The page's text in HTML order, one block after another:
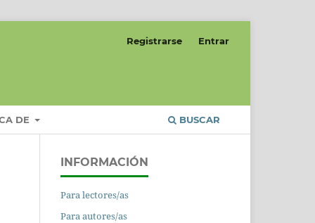
DE BUSCAR
Registrarse Entrar
INFORMACIÓN
Para lectores/as
Para autores/as